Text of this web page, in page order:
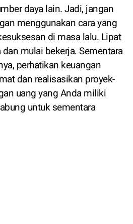
daya lain. Jadi, jangan
menggunakan cara yang
di masa lalu. Lipat
mulai bekerja. Sementara
perhatikan keuangan
dan realisasikan proyek-
uang yang Anda miliki
untuk sementara